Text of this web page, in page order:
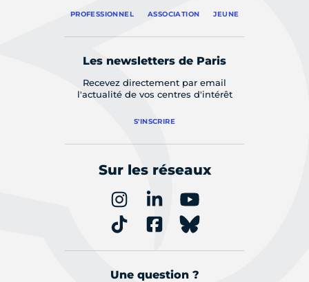
PROFESSIONNEL ASSOCIATION JEUNE
Les newsletters de Paris
Recevez directement par email
l'actualité de vos centres d'intérêt
S'INSCRIRE
Sur les réseaux
Une question ?